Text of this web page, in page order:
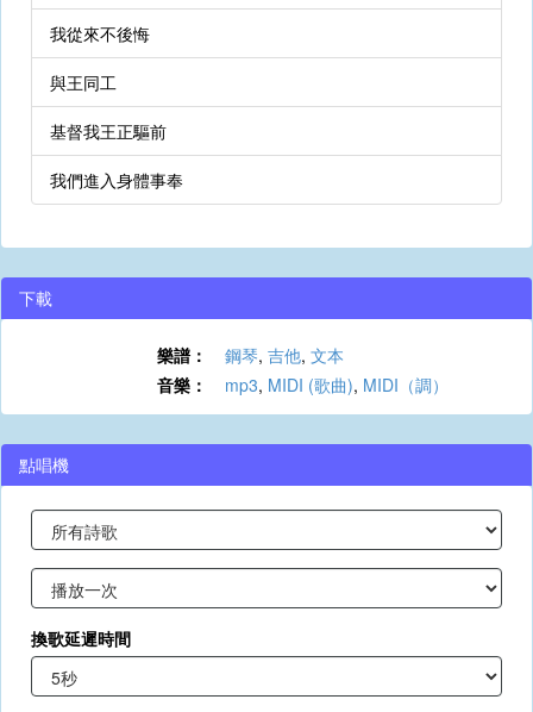
我從來不後悔
與王同工
基督我王正驅前
我們進入身體事奉
下載
樂譜： 鋼琴, 吉他, 文本
音樂：
mp3, MIDI (歌曲), MIDI（調）
點唱機
換歌延遲時間